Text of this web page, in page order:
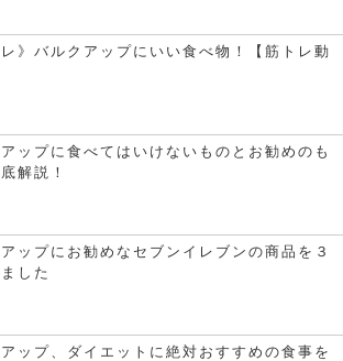
レ》バルクアップにいい食べ物！【筋トレ動
ップに食べてはいけないものとお勧めのも
解説！
ップにお勧めなセブンイレブンの商品を３
した
ップ、ダイエットに絶対おすすめの食事を